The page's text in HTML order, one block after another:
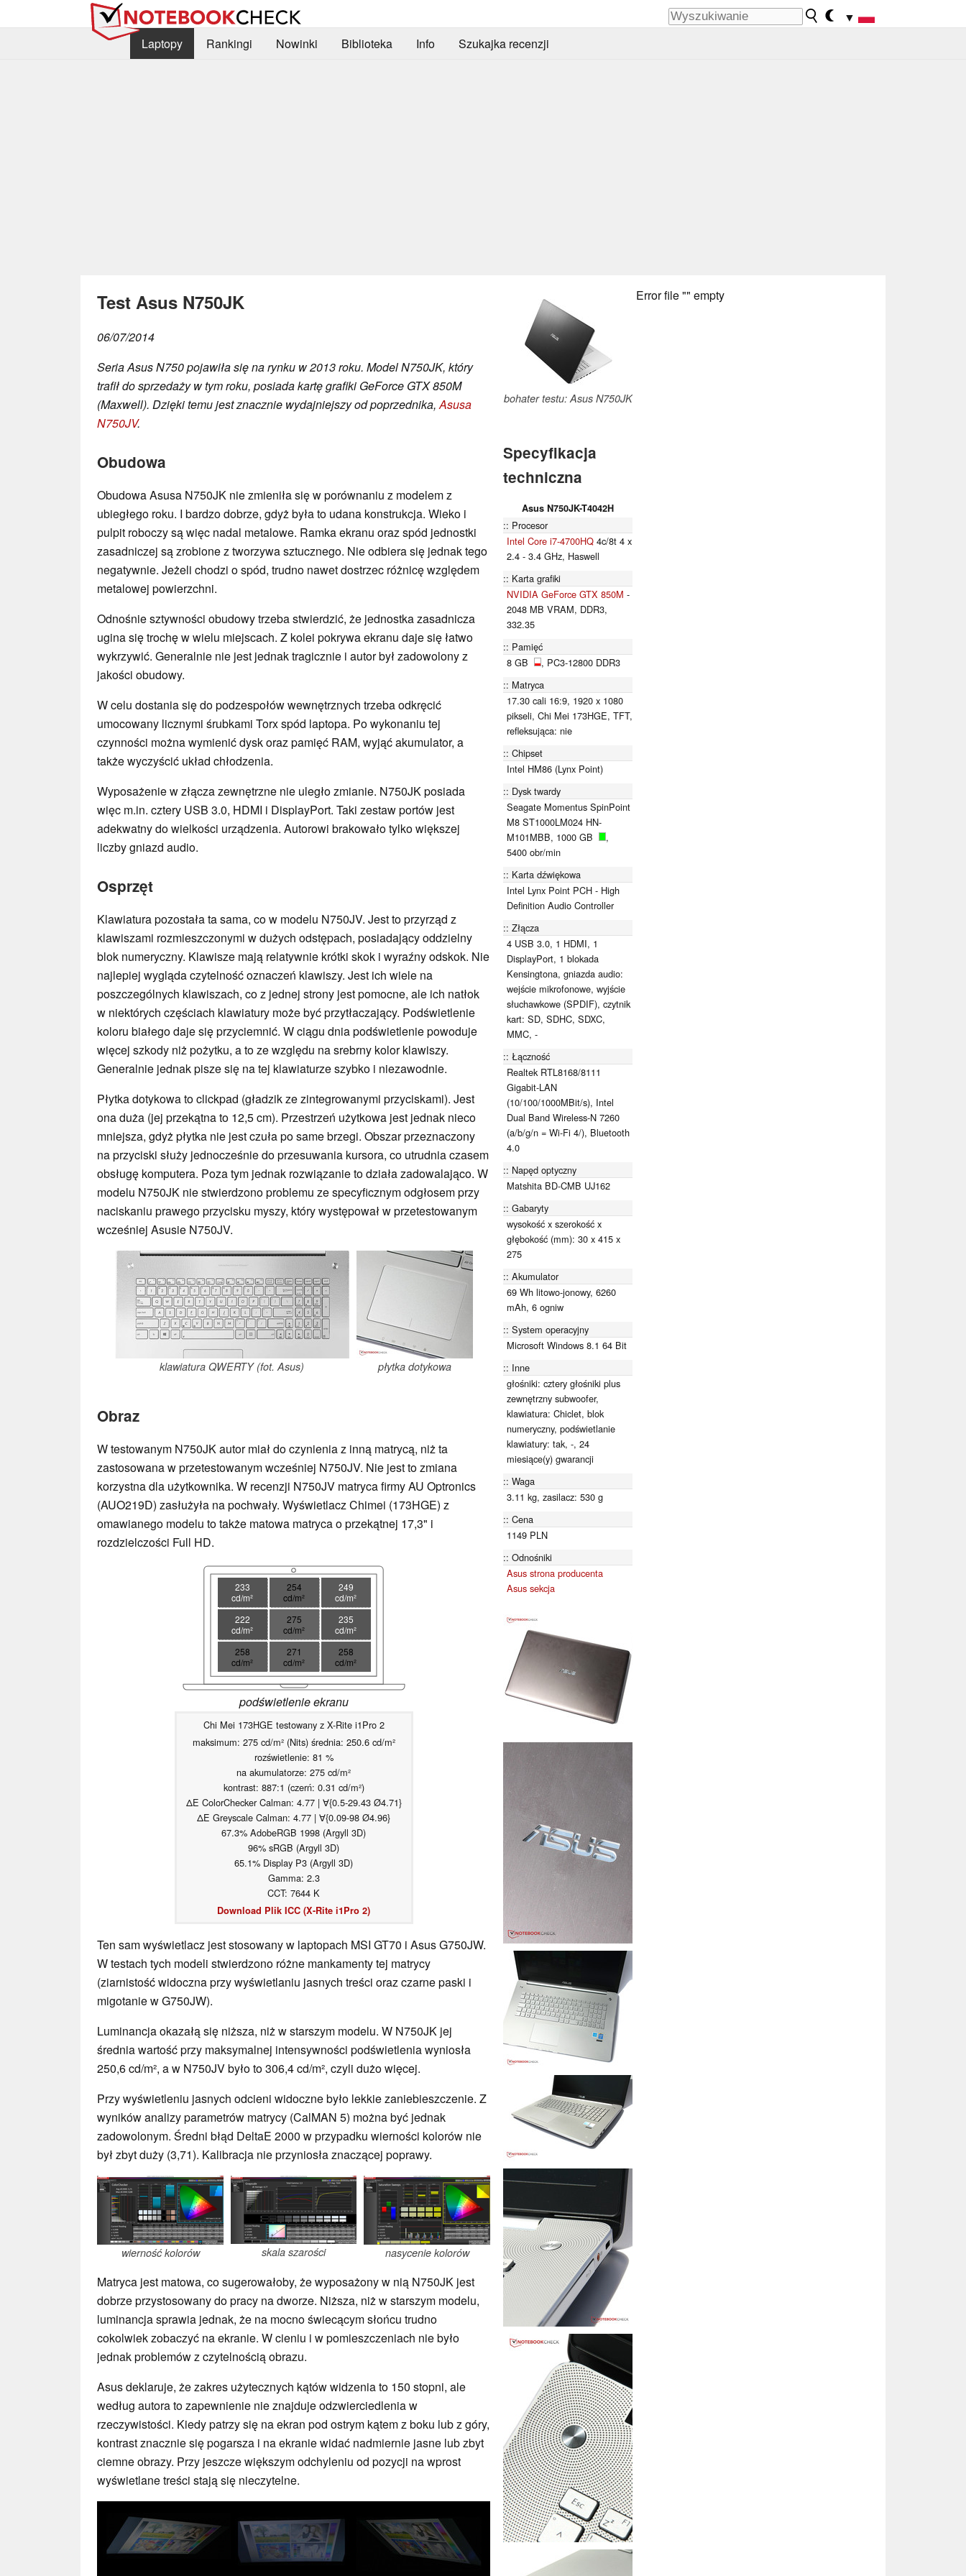
▼
Laptopy
Rankingi Nowinki Biblioteka Info Szukajka recenzji
Test Asus N750JK
06/07/2014
Seria Asus N750 pojawiła się na rynku w 2013 roku. Model N750JK, który
trafił do sprzedaży w tym roku, posiada kartę grafiki GeForce GTX 850M
(Maxwell). Dzięki temu jest znacznie wydajniejszy od poprzednika,Asusa
N750JV.
Obudowa
Obudowa Asusa N750JK nie zmieniła się w porównaniu z modelem z
ubiegłego roku. I bardzo dobrze, gdyż była to udana konstrukcja. Wieko i
pulpit roboczy są więc nadal metalowe. Ramka ekranu oraz spód jednostki
zasadniczej są zrobione z tworzywa sztucznego. Nie odbiera się jednak tego
negatywnie. Jeżeli chodzi o spód, trudno nawet dostrzec różnicę względem
metalowej powierzchni.
Odnośnie sztywności obudowy trzeba stwierdzić, że jednostka zasadnicza
ugina się trochę w wielu miejscach. Z kolei pokrywa ekranu daje się łatwo
wykrzywić. Generalnie nie jest jednak tragicznie i autor był zadowolony z
jakości obudowy.
W celu dostania się do podzespołów wewnętrznych trzeba odkręcić
umocowany licznymi śrubkami Torx spód laptopa. Po wykonaniu tej
czynności można wymienić dysk oraz pamięć RAM, wyjąć akumulator, a
także wyczyścić układ chłodzenia.
Wyposażenie w złącza zewnętrzne nie uległo zmianie. N750JK posiada
więc m.in. cztery USB 3.0, HDMI i DisplayPort. Taki zestaw portów jest
adekwatny do wielkości urządzenia. Autorowi brakowało tylko większej
liczby gniazd audio.
Osprzęt
Klawiatura pozostała ta sama, co w modelu N750JV. Jest to przyrząd z
klawiszami rozmieszczonymi w dużych odstępach, posiadający oddzielny
blok numeryczny. Klawisze mają relatywnie krótki skok i wyraźny odskok. Nie
najlepiej wygląda czytelność oznaczeń klawiszy. Jest ich wiele na
poszczególnych klawiszach, co z jednej strony jest pomocne, ale ich natłok
w niektórych częściach klawiatury może być przytłaczający. Podświetlenie
koloru białego daje się przyciemnić. W ciągu dnia podświetlenie powoduje
więcej szkody niż pożytku, a to ze względu na srebrny kolor klawiszy.
Generalnie jednak pisze się na tej klawiaturze szybko i niezawodnie.
Płytka dotykowa to clickpad (gładzik ze zintegrowanymi przyciskami). Jest
ona duża (jej przekątna to 12,5 cm). Przestrzeń użytkowa jest jednak nieco
mniejsza, gdyż płytka nie jest czuła po same brzegi. Obszar przeznaczony
na przyciski służy jednocześnie do przesuwania kursora, co utrudnia czasem
obsługę komputera. Poza tym jednak rozwiązanie to działa zadowalająco. W
modelu N750JK nie stwierdzono problemu ze specyficznym odgłosem przy
naciskaniu prawego przycisku myszy, który występował w przetestowanym
wcześniej Asusie N750JV.
klawiatura QWERTY (fot. Asus) płytka dotykowa
Obraz
W testowanym N750JK autor miał do czynienia z inną matrycą, niż ta
zastosowana w przetestowanym wcześniej N750JV. Nie jest to zmiana
korzystna dla użytkownika. W recenzji N750JV matryca firmy AU Optronics
(AUO219D) zasłużyła na pochwały. Wyświetlacz Chimei (173HGE) z
omawianego modelu to także matowa matryca o przekątnej 17,3" i
rozdzielczości Full HD.
233
cd/m²
254
cd/m²
249
cd/m²
222
cd/m²
275
cd/m²
235
cd/m²
258
cd/m²
271
cd/m²
258
cd/m²
podświetlenie ekranu
Chi Mei 173HGE testowany z X-Rite i1Pro 2
maksimum: 275 cd/m² (Nits) średnia: 250.6 cd/m²
rozświetlenie: 81 %
na akumulatorze: 275 cd/m²
kontrast: 887:1 (czerń: 0.31 cd/m²)
ΔE ColorChecker Calman: 4.77 | ∀{0.5-29.43 Ø4.71}
ΔE Greyscale Calman: 4.77 | ∀{0.09-98 Ø4.96}
67.3% AdobeRGB 1998 (Argyll 3D)
96% sRGB (Argyll 3D)
65.1% Display P3 (Argyll 3D)
Gamma: 2.3
CCT: 7644 K
Download Plik ICC (X-Rite i1Pro 2)
Ten sam wyświetlacz jest stosowany w laptopach MSI GT70 i Asus G750JW.
W testach tych modeli stwierdzono różne mankamenty tej matrycy
(ziarnistość widoczna przy wyświetlaniu jasnych treści oraz czarne paski i
migotanie w G750JW).
Luminancja okazałą się niższa, niż w starszym modelu. W N750JK jej
średnia wartość przy maksymalnej intensywności podświetlenia wyniosła
250,6 cd/m², a w N750JV było to 306,4 cd/m², czyli dużo więcej.
Przy wyświetleniu jasnych odcieni widoczne było lekkie zaniebieszczenie. Z
wyników analizy parametrów matrycy (CalMAN 5) można być jednak
zadowolonym. Średni błąd DeltaE 2000 w przypadku wierności kolorów nie
był zbyt duży (3,71). Kalibracja nie przyniosła znaczącej poprawy.
wierność kolorów skala szarości nasycenie kolorów
Matryca jest matowa, co sugerowałoby, że wyposażony w nią N750JK jest
dobrze przystosowany do pracy na dworze. Niższa, niż w starszym modelu,
luminancja sprawia jednak, że na mocno świecącym słońcu trudno
cokolwiek zobaczyć na ekranie. W cieniu i w pomieszczeniach nie było
jednak problemów z czytelnością obrazu.
Asus deklaruje, że zakres użytecznych kątów widzenia to 150 stopni, ale
według autora to zapewnienie nie znajduje odzwierciedlenia w
rzeczywistości. Kiedy patrzy się na ekran pod ostrym kątem z boku lub z góry,
kontrast znacznie się pogarsza i na ekranie widać nadmiernie jasne lub zbyt
ciemne obrazy. Przy jeszcze większym odchyleniu od pozycji na wprost
wyświetlane treści stają się nieczytelne.
bohater testu: Asus N750JK
Specyfikacja
techniczna
Asus N750JK-T4042H
Procesor
Intel Core i7-4700HQ 4c/8t 4 x
2.4 - 3.4 GHz, Haswell
Karta grafiki
NVIDIA GeForce GTX 850M -
2048 MB VRAM, DDR3,
332.35
Pamięć
8 GB
, PC3-12800 DDR3
Matryca
17.30 cali 16:9, 1920 x 1080
pikseli, Chi Mei 173HGE, TFT,
refleksująca: nie
Chipset
Intel HM86 (Lynx Point)
Dysk twardy
Seagate Momentus SpinPoint
M8 ST1000LM024 HN-
M101MBB, 1000 GB
,
5400 obr/min
Karta dźwiękowa
Intel Lynx Point PCH - High
Definition Audio Controller
Złącza
4 USB 3.0, 1 HDMI, 1
DisplayPort, 1 blokada
Kensingtona, gniazda audio:
wejście mikrofonowe, wyjście
słuchawkowe (SPDIF), czytnik
kart: SD, SDHC, SDXC,
MMC, -
Łączność
Realtek RTL8168/8111
Gigabit-LAN
(10/100/1000MBit/s), Intel
Dual Band Wireless-N 7260
(a/b/g/n = Wi-Fi 4/), Bluetooth
4.0
Napęd optyczny
Matshita BD-CMB UJ162
Gabaryty
wysokość x szerokość x
głębokość (mm): 30 x 415 x
275
Akumulator
69 Wh litowo-jonowy, 6260
mAh, 6 ogniw
System operacyjny
Microsoft Windows 8.1 64 Bit
Inne
głośniki: cztery głośniki plus
zewnętrzny subwoofer,
klawiatura: Chiclet, blok
numeryczny, podświetlanie
klawiatury: tak, -, 24
miesiące(y) gwarancji
Waga
3.11 kg, zasilacz: 530 g
Cena
1149 PLN
Odnośniki
Asus strona producenta
Asus sekcja
Error file "" empty